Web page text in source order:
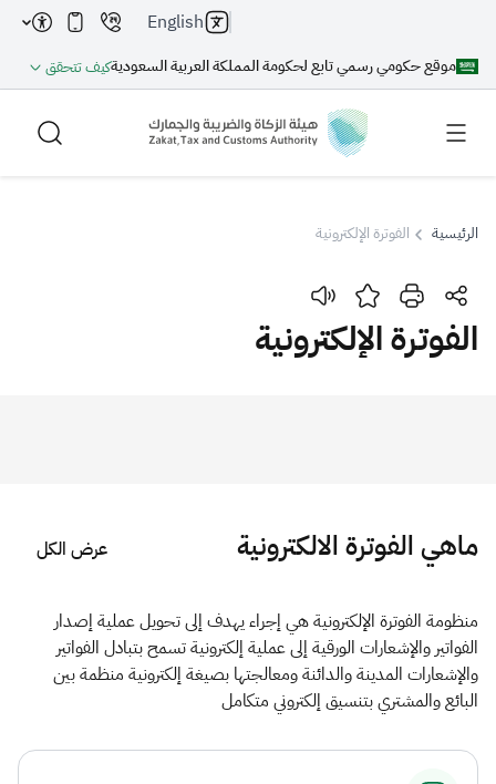
موقع حكومي رسمي تابع لحكومة المملكة العربية السعوديةكيف تتحقق
English
بحث
الإقرار الضريبي
التصرفات العقارية
الرئيسية الفوترة الإلكترونية
الفوترة الإلكترونية
ماهي الفوترة الالكترونية عرض الكل
منظومة الفوترة الإلكترونية هي إجراء يهدف إلى تحويل عملية إصدار
الفواتير والإشعارات الورقية إلى عملية إلكترونية تسمح بتبادل الفواتير
والإشعارات المدينة والدائنة ومعالجتها بصيغة إلكترونية​​ منظمة بين
البائع والمشتري بتنسيق إلكتروني متكامل